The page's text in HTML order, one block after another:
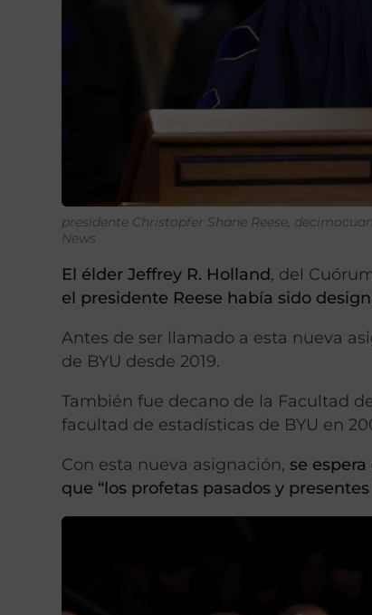
presidente Christopfer Shane Reese,
News
El élder Jeffrey R. Holland, del
el presidente Reese había sido
Antes de ser llamado a esta nueva
de BYU desde 2019.
También fue decano de la Facultad
facultad de estadísticas de BYU en
Con esta nueva asignación, se
que “los profetas pasados y